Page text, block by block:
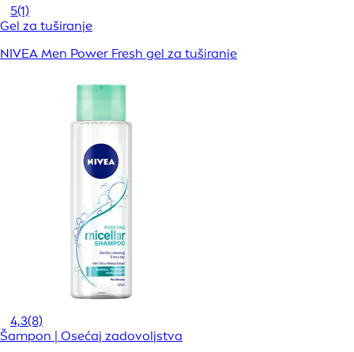
5(1)
Gel za tuširanje
NIVEA Men Power Fresh gel za tuširanje
4,3(8)
Šampon | Osećaj zadovoljstva